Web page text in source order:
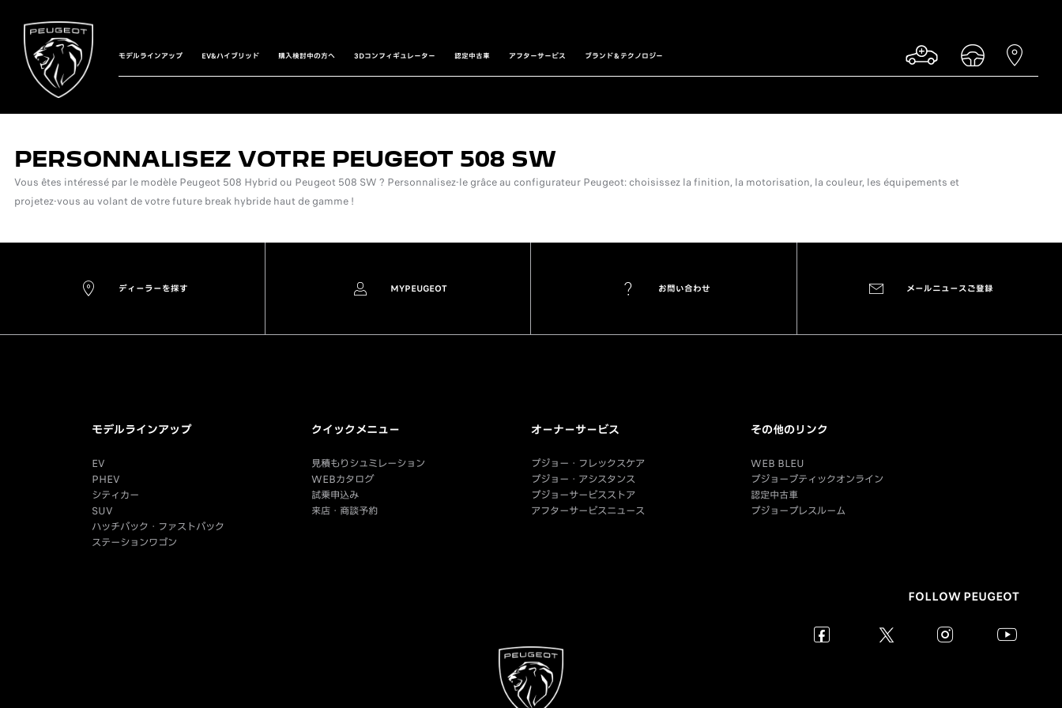
モデルラインアップ EV&ハイブリッド 購入検討中の方へ 3Dコンフィギュレーター 認定中古車 アフターサービス ブランド＆テクノロジー
PERSONNALISEZ VOTRE PEUGEOT 508 SW
Vous êtes intéressé par le modèle Peugeot 508 Hybrid ou Peugeot 508 SW ? Personnalisez-le grâce au configurateur Peugeot: choisissez la finition, la motorisation, la couleur, les équipements et
projetez-vous au volant de votre future break hybride haut de gamme !
ディーラーを探す MYPEUGEOT お問い合わせ メールニュースご登録
モデルラインアップ
EV
PHEV
シティカー
SUV
ハッチバック・ファストバック
ステーションワゴン
クイックメニュー
見積もりシュミレーション
WEBカタログ
試乗申込み
来店・商談予約
オーナーサービス
プジョー・フレックスケア
プジョー・アシスタンス
プジョーサービスストア
アフターサービスニュース
その他のリンク
WEB BLEU
プジョーブティックオンライン
認定中古車
プジョープレスルーム
FOLLOW PEUGEOT